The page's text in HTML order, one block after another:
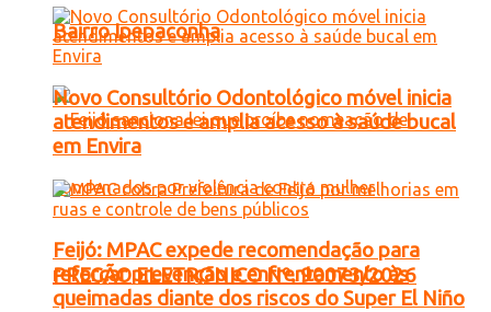
Bairro Ipepaconha
PREGÃO ELETRONICO Nº. 90073/2026
Novo Consultório Odontológico móvel inicia
atendimentos e amplia acesso à saúde bucal
em Envira
Feijó: MPAC expede recomendação para
reforçar prevenção e enfrentamento às
queimadas diante dos riscos do Super El Niño